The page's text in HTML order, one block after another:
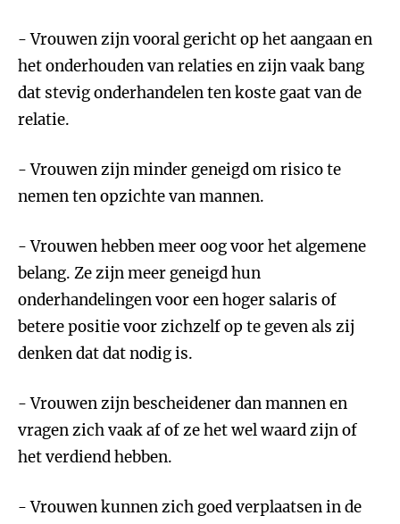
- Vrouwen zijn vooral gericht op het aangaan en
het onderhouden van relaties en zijn vaak bang
dat stevig onderhandelen ten koste gaat van de
relatie.
- Vrouwen zijn minder geneigd om risico te
nemen ten opzichte van mannen.
- Vrouwen hebben meer oog voor het algemene
belang. Ze zijn meer geneigd hun
onderhandelingen voor een hoger salaris of
betere positie voor zichzelf op te geven als zij
denken dat dat nodig is.
- Vrouwen zijn bescheidener dan mannen en
vragen zich vaak af of ze het wel waard zijn of
het verdiend hebben.
- Vrouwen kunnen zich goed verplaatsen in de